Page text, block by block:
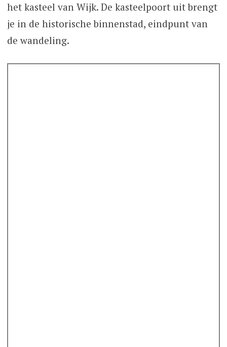
het kasteel van Wijk. De kasteelpoort uit brengt
je in de historische binnenstad, eindpunt van
de wandeling.